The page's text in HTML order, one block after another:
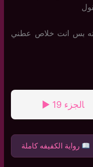
بس انت خلاص عطني
الجزء 19 ►
رواية الكفيفه كاملة